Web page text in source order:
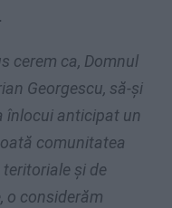
cerem ca, Domnul
Georgescu, să-şi
înlocui anticipat un
comunitatea
și de
o considerăm